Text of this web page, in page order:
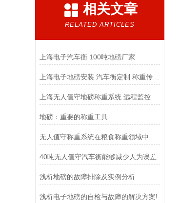
相关文章
RELATED ARTICLES
上海电子汽车衡 100吨地磅厂家
上海电子地磅安装 汽车衡定制 称重传感器
上海无人值守地磅称重系统 远程监控
地磅：重要的称重工具
40吨无人值守汽车衡能够减少人为误差
浅析地磅的故障排除及实例分析
浅析电子地磅的自检与故障的解决方案!